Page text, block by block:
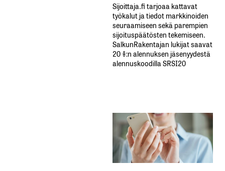
Sijoittaja.fi tarjoaa kattavat
työkalut ja tiedot markkinoiden
seuraamiseen sekä parempien
sijoituspäätösten tekemiseen.
SalkunRakentajan lukijat saavat
20 %:n alennuksen jäsenyydestä
alennuskoodilla SRSI20